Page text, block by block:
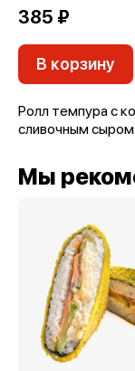
385 ₽
В корзину
Ролл темпура с
сливочным
Мы